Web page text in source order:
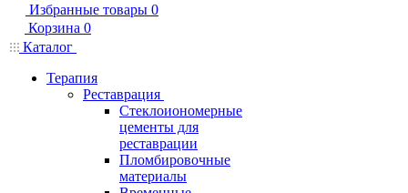
Избранные товары 0
Корзина 0
Каталог
Терапия
Реставрация
Стеклоиономерные
цементы для
реставрации
Пломбировочные
материалы